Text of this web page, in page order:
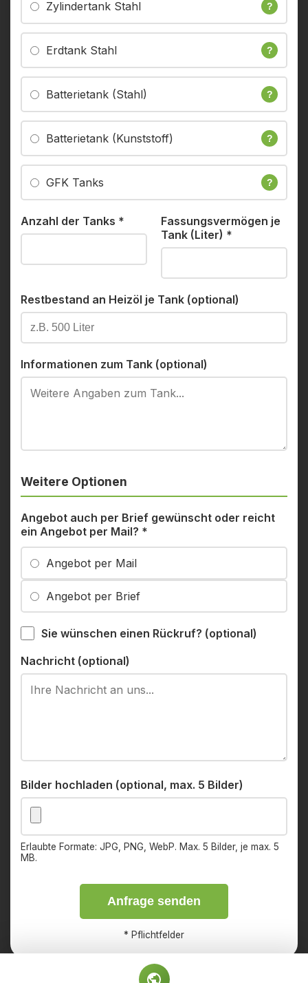
Zylindertank Stahl ?
Erdtank Stahl ?
Batterietank (Stahl) ?
Batterietank (Kunststoff) ?
GFK Tanks ?
Anzahl der Tanks *
Fassungsvermögen je
Tank (Liter) *
Restbestand an Heizöl je Tank (optional)
Informationen zum Tank (optional)
Weitere Optionen
Angebot auch per Brief gewünscht oder reicht
ein Angebot per Mail? *
Angebot per Mail
Angebot per Brief
Sie wünschen einen Rückruf? (optional)
Nachricht (optional)
Bilder hochladen (optional, max. 5 Bilder)
Erlaubte Formate: JPG, PNG, WebP. Max. 5 Bilder, je max. 5
MB.
Anfrage senden
* Pflichtfelder